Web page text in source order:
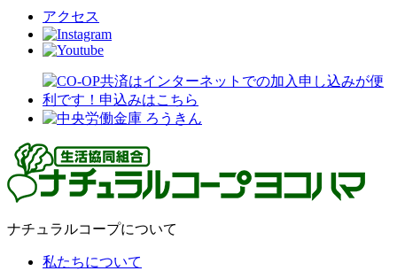
アクセス
ナチュラルコープについて
私たちについて